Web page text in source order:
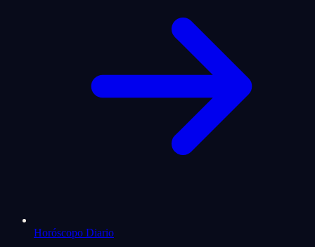
Horóscopo Diario